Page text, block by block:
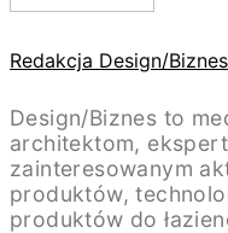
Redakcja Design/Biznes
Design/Biznes to
architektom,
zainteresowanym
produktów,
produktów do